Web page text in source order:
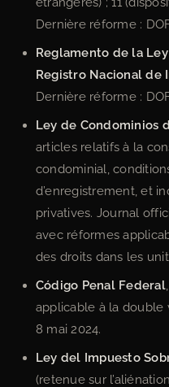
Dernière réforme :
Reglamento de la
Registro Nacional de
Dernière réforme :
Ley de Condominios
articles relatifs à la
condominial,
d’enregistrement, et
privatives. Journal
avec réformes
des droits dans les
Código Penal Federal
applicable à la double
8 mai 2024.
Ley del Impuesto
(retenue sur